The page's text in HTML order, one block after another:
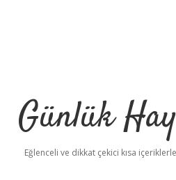
Günlük
Eğlenceli ve dikkat çekici kısa